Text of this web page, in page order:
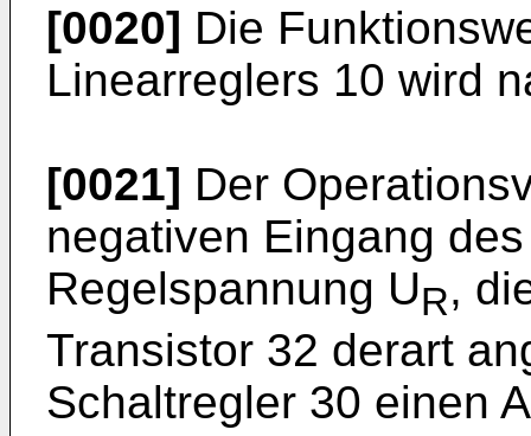
[0020] Die
Linearreglers 10 wird
[0021] Der
negativen Eingang
Regelspannung UR,
Transistor 32 derart
Schaltregler 30 einen